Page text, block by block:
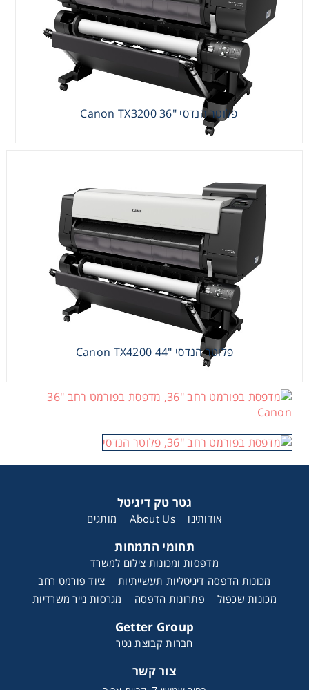
פלוטר הנדסי "36 Canon TX3200
פלוטר הנדסי "44 Canon TX4200
גטר טק דיגיטל
אודותינו About Us מותגים
תחומי התמחות
מדפסות ומכונות צילום למשרד
מכונות הדפסה דיגיטליות תעשייתיות
ציוד פורמט רחב
מכונות שכפול
פתרונות הדפסה מגרסות נייר משרדיות
Getter Group
חברות קבוצת גטר
צור קשר
פלוטר הנדסי "44 Canon TX4200